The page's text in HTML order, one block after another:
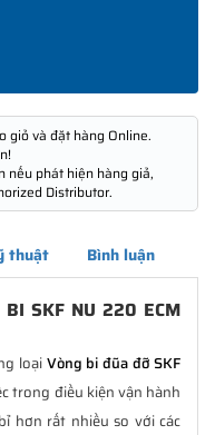
giỏ và đặt hàng Online.
nếu phát hiện hàng giả,
Distributor.
thuật Bình luận
BI SKF NU 220 ECM
loạiVòng bi đũa đỡ SKF
trong điều kiện vận hành
hơn rất nhiều so với các